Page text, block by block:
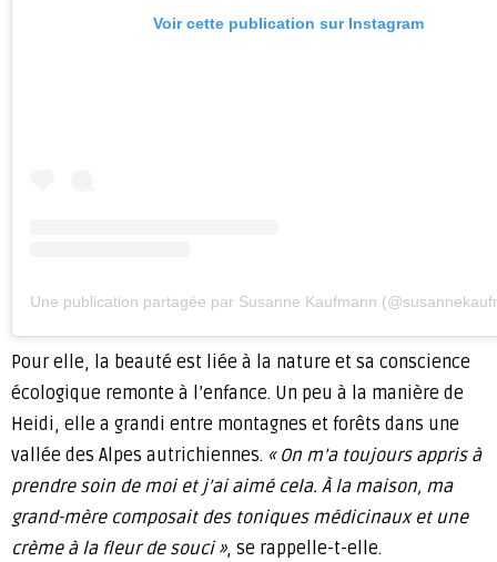
Voir cette publication sur Instagram
Une publication partagée par Susanne Kaufmann
Pour elle, la beauté est liée à la nature et sa conscience
écologique remonte à l’enfance. Un peu à la manière de
Heidi, elle a grandi entre montagnes et forêts dans une
vallée des Alpes autrichiennes. « On m’a toujours appris à
prendre soin de moi et j’ai aimé cela. À la maison, ma
grand-mère composait des toniques médicinaux et une
crème à la fleur de souci », se rappelle-t-elle.